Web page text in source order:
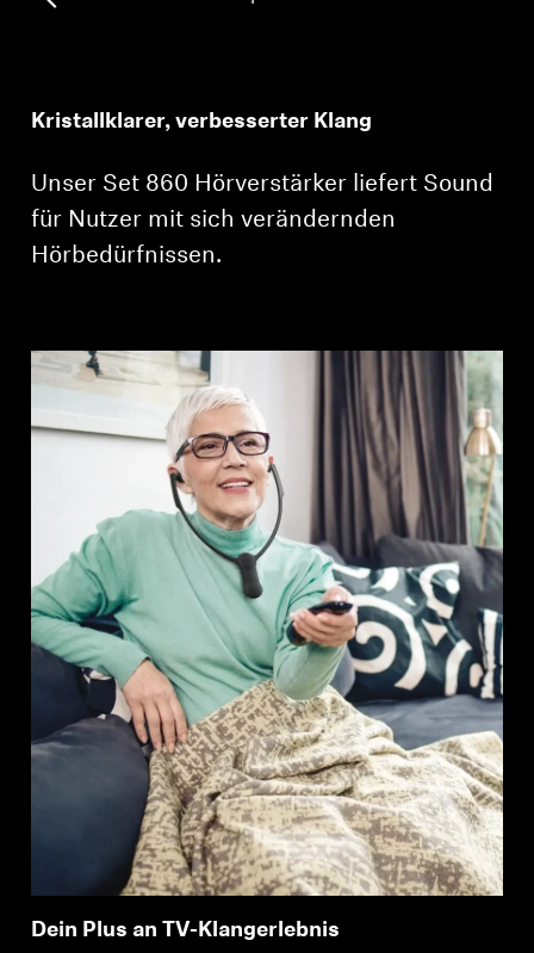
Kristallklarer, verbesserter Klang
Unser Set 860 Hörverstärker liefert Sound
für Nutzer mit sich verändernden
Hörbedürfnissen.
Dein Plus an TV-Klangerlebnis